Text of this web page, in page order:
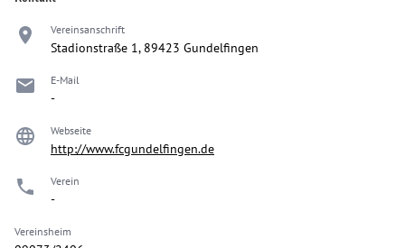
Vereinsanschrift
Stadionstraße 1, 89423 Gundelfingen
E-Mail
-
Webseite
http://www.fcgundelfingen.de
Verein
-
Vereinsheim